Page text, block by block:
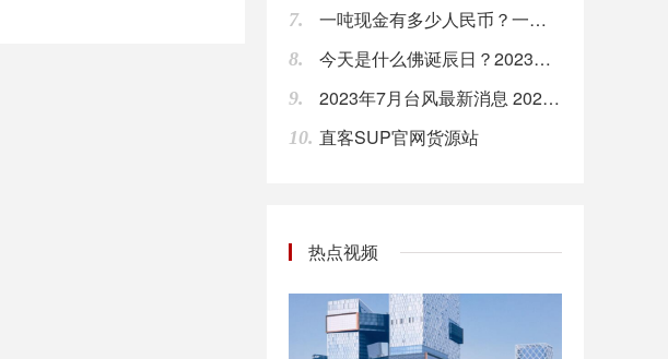
08:00
利比亚国家石油公司总裁Sanalla称，国家石油公司总部遇袭事件对石油生产没有影响。
08:00
08:00
Fred’s（FRED）股价周一飙升，目前涨超50%；此前，该公司宣布以1.65亿美元的价格将一些药房档案出售给Walgreens。
08:00
7. 一吨现金有多少人民币？一亿人民币几吨？
8. 今天是什么佛诞辰日？2023年6月2日佛教节日时间
9. 2023年7月台风最新消息 2023年7月台风时间表
10. 直客SUP官网货源站
热点视频